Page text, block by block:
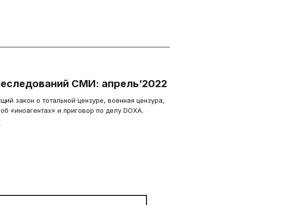
СМИ: апрель’2022
закон о тотальной цензуре, военная цензура,
«иноагентах» и приговор по делу DOXA.